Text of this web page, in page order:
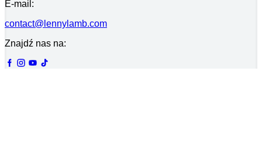
E-mail:
contact@lennylamb.com
Znajdź nas na: